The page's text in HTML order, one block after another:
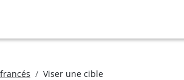
Viser une cible